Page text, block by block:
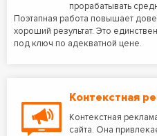
прорабатывать
Поэтапная работа повышает
хороший результат. Это
под ключ по адекватной цене.
Контекстная
Контекстная
сайта. Она